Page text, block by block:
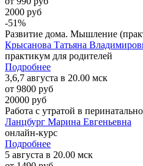
2000 руб
-51%
Развитие дома. Мышление
Крысанова Татьяна
практикум для родителей
Подробнее
3,6,7 августа в 20.00 мск
от 9800 руб
20000 руб
Работа с утратой в
Ланцбург Марина Евгеньевна
онлайн-курс
Подробнее
5 августа в 20.00 мск